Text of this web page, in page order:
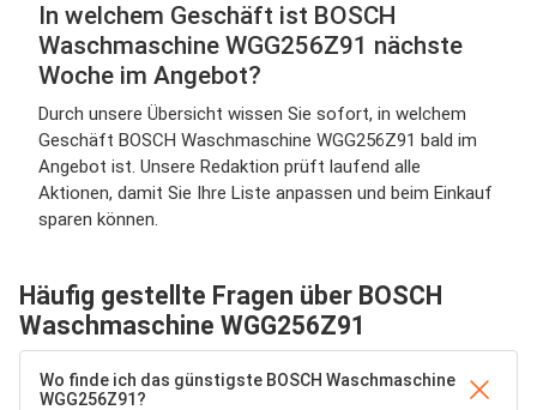
In welchem Geschäft ist BOSCH
Waschmaschine WGG256Z91 nächste
Woche im Angebot?
Durch unsere Übersicht wissen Sie sofort, in welchem
Geschäft BOSCH Waschmaschine WGG256Z91 bald im
Angebot ist. Unsere Redaktion prüft laufend alle
Aktionen, damit Sie Ihre Liste anpassen und beim Einkauf
sparen können.
Häufig gestellte Fragen über BOSCH
Waschmaschine WGG256Z91
Wo finde ich das günstigste BOSCH Waschmaschine
WGG256Z91?